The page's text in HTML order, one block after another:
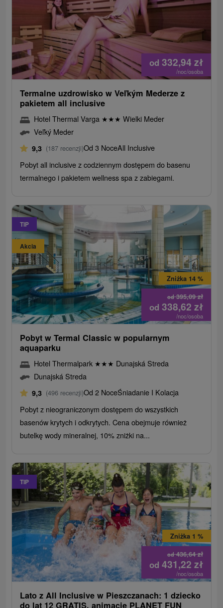
od 332,94 zł
/noc/osoba
Termalne uzdrowisko w Veľkým Mederze z
pakietem all inclusive
Hotel Thermal Varga ★★★ Wielki Meder
Veľký Meder
9,3 (187 recenzji)Od 3 NoceAll Inclusive
Pobyt all inclusive z codziennym dostępem do basenu
termalnego i pakietem wellness spa z zabiegami.
TIP
Akcia
od395,09zł
Zniżka 14 %
od 338,62 zł
/noc/osoba
Pobyt w Termal Classic w popularnym
aquaparku
Hotel Thermalpark ★★★ Dunajská Streda
Dunajská Streda
9,3 (496 recenzji)Od 2 NoceŚniadanie I Kolacja
Pobyt z nieograniczonym dostępem do wszystkich
basenów krytych i odkrytych. Cena obejmuje również
butelkę wody mineralnej, 10% zniżki na...
TIP
od436,64zł
Zniżka 1 %
od 431,22 zł
/noc/osoba
Lato z All Inclusive w Pieszczanach: 1 dziecko
do lat 12 GRATIS, animacje PLANET FUN